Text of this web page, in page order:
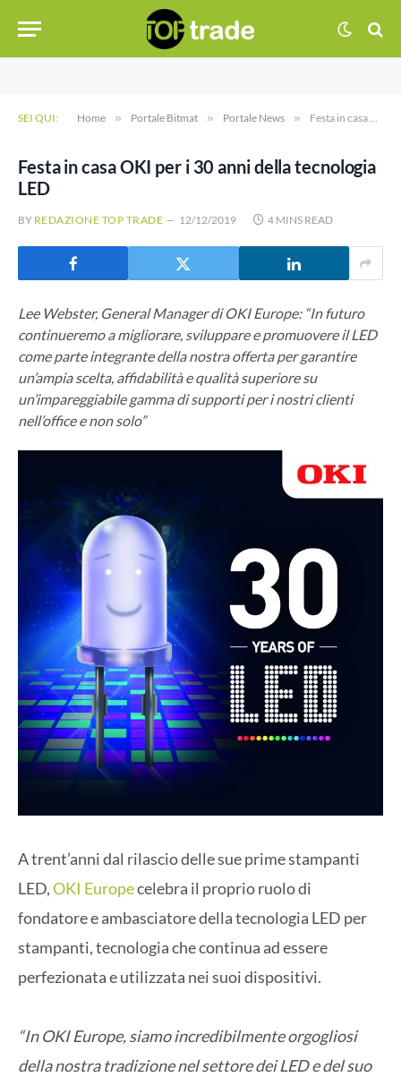
SEI QUI: Home » Portale Bitmat » Portale News » Festa in casa OKI per i 30 anni della tecnologia LED
Festa in casa OKI per i 30 anni della tecnologia
LED
BY REDAZIONE TOP TRADE 12/12/2019 4 MINS READ
Lee Webster, General Manager di OKI Europe: “In futuro
continueremo a migliorare, sviluppare e promuovere il LED
come parte integrante della nostra offerta per garantire
un’ampia scelta, affidabilità e qualità superiore su
un’impareggiabile gamma di supporti per i nostri clienti
nell’office e non solo”
A trent’anni dal rilascio delle sue prime stampanti
LED,OKI Europecelebra il proprio ruolo di
fondatore e ambasciatore della tecnologia LED per
stampanti, tecnologia che continua ad essere
perfezionata e utilizzata nei suoi dispositivi.
“In OKI Europe, siamo incredibilmente orgogliosi
della nostra tradizione nel settore dei LED e del suo